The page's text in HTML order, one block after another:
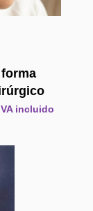
incluido